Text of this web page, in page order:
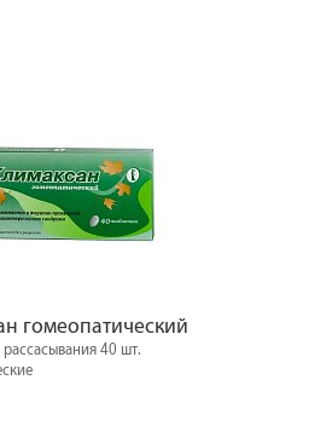
гомеопатический
рассасывания 40 шт.